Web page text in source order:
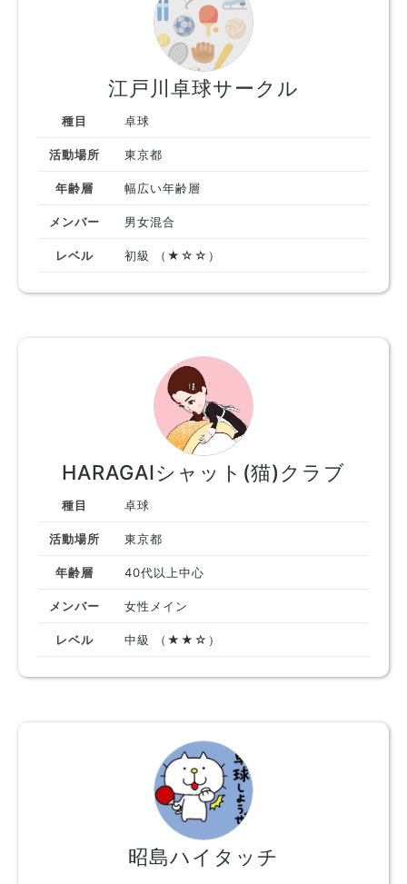
江戸川卓球サークル
種目 卓球
活動場所 東京都
年齢層 幅広い年齢層
メンバー 男女混合
レベル 初級 （★☆☆）
HARAGAIシャット(猫)クラブ
種目 卓球
活動場所 東京都
年齢層 40代以上中心
メンバー 女性メイン
レベル 中級 （★★☆）
昭島ハイタッチ